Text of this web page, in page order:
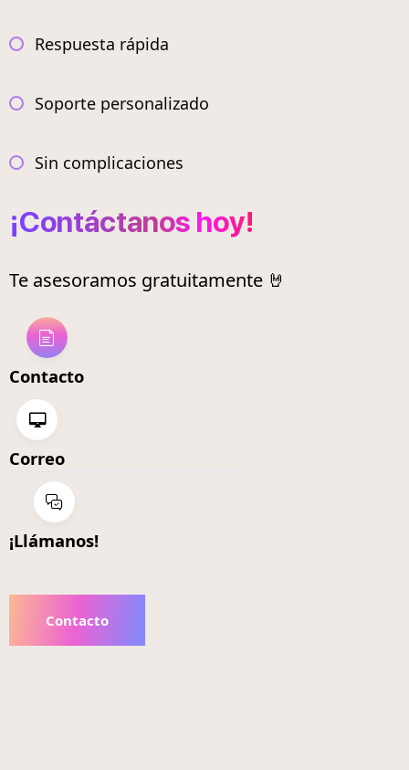
Respuesta rápida
Soporte personalizado
Sin complicaciones
¡Contáctanos hoy!
Te asesoramos gratuitamente 🤘
Contacto
Correo
¡Llámanos!
Contacto